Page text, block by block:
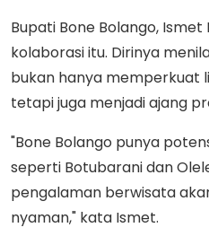
Bupati Bone Bolango,
kolaborasi itu. Dirinya
bukan hanya memperkuat
tetapi juga menjadi ajang
"Bone Bolango punya
seperti Botubarani dan
pengalaman berwisata
nyaman," kata Ismet.